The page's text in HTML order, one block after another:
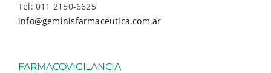
Tel: 011 2150-6625
info@geminisfarmaceutica.com.ar
FARMACOVIGILANCIA